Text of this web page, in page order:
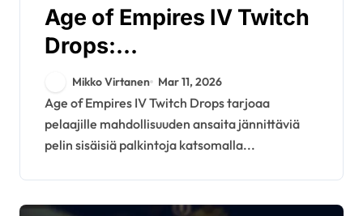
Age of Empires IV Twitch
Drops:
Kelpoisuusvaatimukset,
Aktivointiprosessi,
Palkintotyypit
Mikko Virtanen Mar 11, 2026
Age of Empires IV Twitch Drops tarjoaa
pelaajille mahdollisuuden ansaita jännittäviä
pelin sisäisiä palkintoja katsomalla...